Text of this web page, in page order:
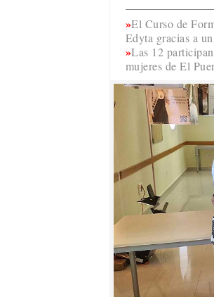
El Curso de
Edyta gracias a
Las 12
mujeres de El